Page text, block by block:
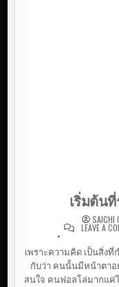
เริ่มต้นที่
SAICHI
LEAVE A
เพราะความคิด เป็นสิ่ง
กับว่า คนนั้นมีหน้าตาอ
สนใจ คนฟอลโล่มากแค่